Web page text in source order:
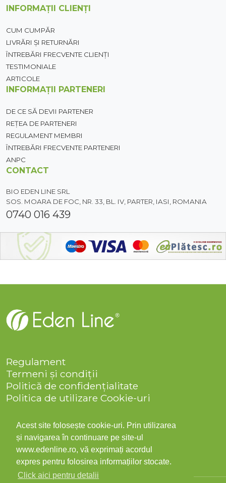
Acest site folosește cookie-uri. Prin utilizarea
și navigarea în continuare pe site-ul
www.edenline.ro, vă exprimați acordul
expres pentru folosirea informațiilor stocate.
Click aici pentru detalii
INFORMAȚII CLIENȚI
CUM CUMPĂR
LIVRĂRI ȘI RETURNĂRI
ÎNTREBĂRI FRECVENTE CLIENȚI
TESTIMONIALE
ARTICOLE
INFORMAȚII PARTENERI
DE CE SĂ DEVII PARTENER
REȚEA DE PARTENERI
REGULAMENT MEMBRI
ÎNTREBĂRI FRECVENTE PARTENERI
ANPC
CONTACT
BIO EDEN LINE SRL
SOS. MOARA DE FOC, NR. 33, BL. IV, PARTER, IASI, ROMANIA
0740 016 439
Regulament
Termeni și condiții
Politică de confidențialitate
Politica de utilizare Cookie-uri
Solicitare date personale
ANPC
Contact